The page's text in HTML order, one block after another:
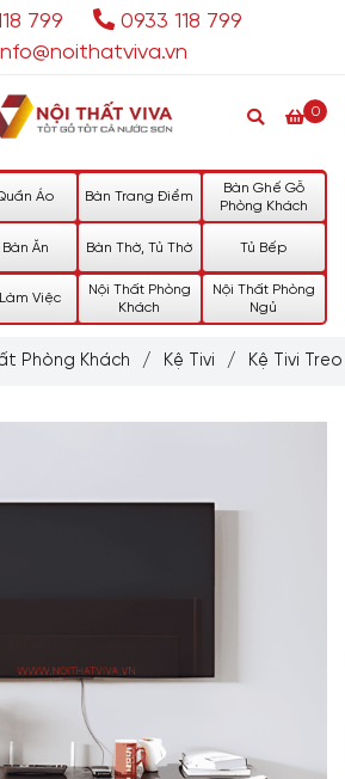
799
0933 118 799
0
Áo Bàn Trang Điểm
Bàn Ghế Gỗ
Phòng Khách
Bàn Ăn Bàn Thờ, Tủ Thờ Tủ Bếp
Việc
Nội Thất Phòng
Khách
Nội Thất Phòng
Ngủ
Phòng Khách / Kệ Tivi / Kệ Tivi